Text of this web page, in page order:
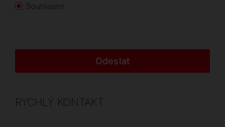
Souhlasím
Odeslat
RYCHLÝ KONTAKT